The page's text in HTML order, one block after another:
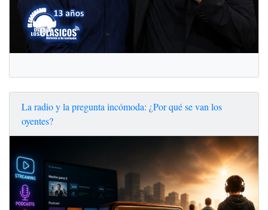
La radio y la pregunta incómoda: ¿Por qué se van los
oyentes?